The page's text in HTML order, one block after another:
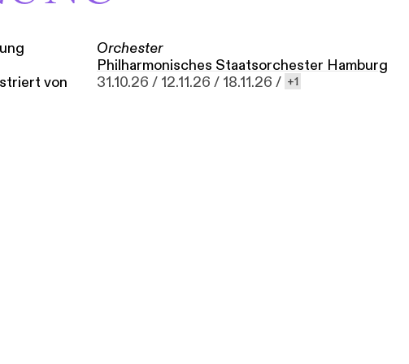
von
Orchester
Philhar­mo­nisches Staats­orchester Hamburg
31.10.26 / 12.11.26 / 18.11.26 / 1